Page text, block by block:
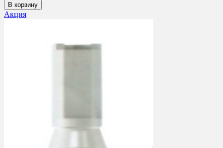
В корзину
Акция